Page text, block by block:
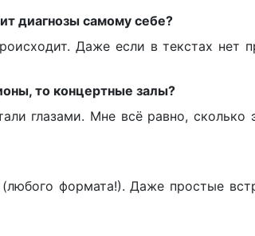
диагнозы самому себе?
Даже если в текстах нет
то концертные залы?
глазами. Мне всё равно, сколько
формата!). Даже простые